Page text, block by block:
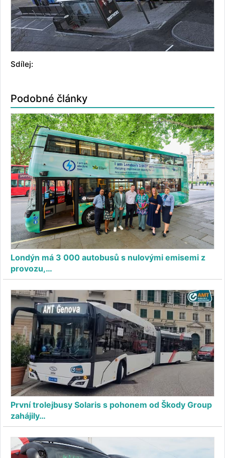
Sdílej:
Podobné články
Londýn má 3 000 autobusů s nulovými emisemi z
provozu,…
První trolejbusy Solaris s pohonem od Škody Group
zahájily…